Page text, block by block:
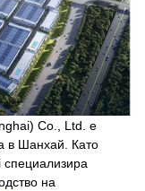
Co., Ltd. е
в Шанхай. Като
специализира
на